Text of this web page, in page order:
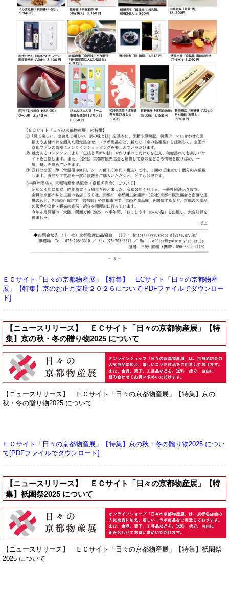
ＥＣサイト「日々の京都物産展」【特集】 ECサイト「日々の京都物産
展」【特集】京のお正月支度２０２６について[PDFファイルでダウンロー
ド]
【ニュースリリース】 ＥＣサイト「日々の京都物産展」【特
集】京の秋・冬の贈り物2025 について
【ニュースリリース】 ＥＣサイト「日々の京都物産展」【特集】京の
秋・冬の贈り物2025 について
ＥＣサイト「日々の京都物産展」【特集】京の秋・冬の贈り物2025 につい
て[PDFファイルでダウンロード]
【ニュースリリース】 ＥＣサイト「日々の京都物産展」【特
集】祇園祭2025 について
【ニュースリリース】 ＥＣサイト「日々の京都物産展」【特集】祇園祭
2025 について